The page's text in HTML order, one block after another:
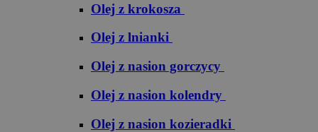
Olej z krokosza
Olej z lnianki
Olej z nasion gorczycy
Olej z nasion kolendry
Olej z nasion kozieradki